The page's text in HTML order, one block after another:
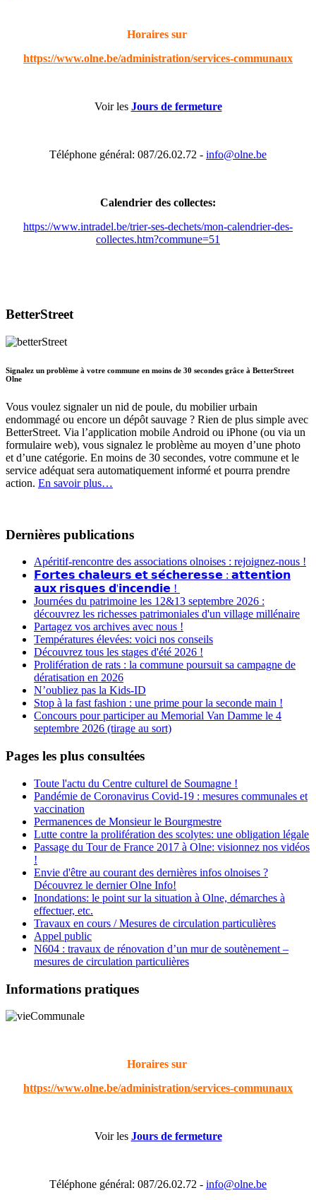
Horaires sur
https://www.olne.be/administration/services-communaux
Voir les Jours de fermeture
Téléphone général: 087/26.02.72 - info@olne.be
Calendrier des collectes:
https://www.intradel.be/trier-ses-dechets/mon-calendrier-des-
collectes.htm?commune=51
BetterStreet
Signalez un problème à votre commune en moins de 30 secondes grâce à BetterStreet
Olne
Vous voulez signaler un nid de poule, du mobilier urbain
endommagé ou encore un dépôt sauvage ? Rien de plus simple avec
BetterStreet. Via l’application mobile Android ou iPhone (ou via un
formulaire web), vous signalez le problème au moyen d’une photo
et d’une catégorie. En moins de 30 secondes, votre commune et le
service adéquat sera automatiquement informé et pourra prendre
action. En savoir plus…
Dernières publications
Apéritif-rencontre des associations olnoises : rejoignez-nous !
𝗙𝗼𝗿𝘁𝗲𝘀 𝗰𝗵𝗮𝗹𝗲𝘂𝗿𝘀 𝗲𝘁 𝘀𝗲́𝗰𝗵𝗲𝗿𝗲𝘀𝘀𝗲 : 𝗮𝘁𝘁𝗲𝗻𝘁𝗶𝗼𝗻
𝗮𝘂𝘅 𝗿𝗶𝘀𝗾𝘂𝗲𝘀 𝗱'𝗶𝗻𝗰𝗲𝗻𝗱𝗶𝗲 !
Journées du patrimoine les 12&13 septembre 2026 :
découvrez les richesses patrimoniales d'un village millénaire
Partagez vos archives avec nous !
Températures élevées: voici nos conseils
Découvrez tous les stages d'été 2026 !
Prolifération de rats : la commune poursuit sa campagne de
dératisation en 2026
N’oubliez pas la Kids-ID
Stop à la fast fashion : une prime pour la seconde main !
Concours pour participer au Memorial Van Damme le 4
septembre 2026 (tirage au sort)
Pages les plus consultées
Toute l'actu du Centre culturel de Soumagne !
Pandémie de Coronavirus Covid-19 : mesures communales et
vaccination
Permanences de Monsieur le Bourgmestre
Lutte contre la prolifération des scolytes: une obligation légale
Passage du Tour de France 2017 à Olne: visionnez nos vidéos
!
Envie d'être au courant des dernières infos olnoises ?
Découvrez le dernier Olne Info!
Inondations: le point sur la situation à Olne, démarches à
effectuer, etc.
Travaux en cours / Mesures de circulation particulières
Appel public
N604 : travaux de rénovation d’un mur de soutènement –
mesures de circulation particulières
Informations pratiques
Horaires sur
https://www.olne.be/administration/services-communaux
Voir les Jours de fermeture
Téléphone général: 087/26.02.72 - info@olne.be